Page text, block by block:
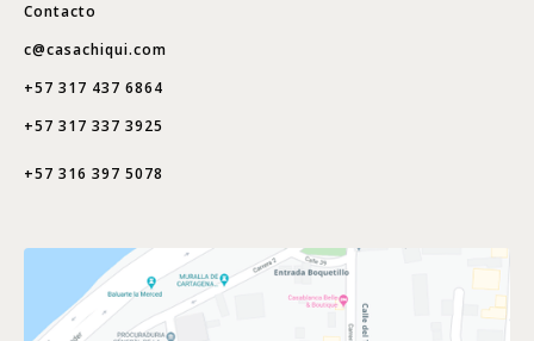
Contacto
c@casachiqui.com
+57 317 437 6864
+57 317 337 3925
+57 316 397 5078